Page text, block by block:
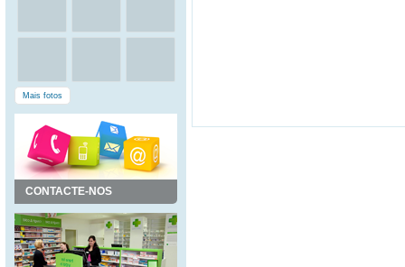
Mais fotos
CONTACTE-NOS